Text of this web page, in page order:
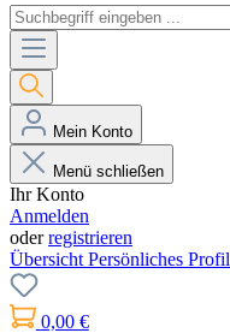
Mein Konto
Menü schließen
Ihr Konto
Anmelden
oderregistrieren
Übersicht Persönliches Profil
0,00 €